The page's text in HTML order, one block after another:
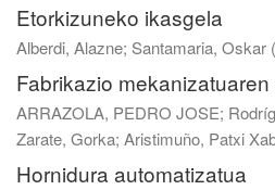
Etorkizuneko ikasgela
Alberdi, Alazne; Santamaria, Oskar (
Fabrikazio
ARRAZOLA, PEDRO JOSE;
Zarate, Gorka; Aristimuño, Patxi
Hornidura automatizatua